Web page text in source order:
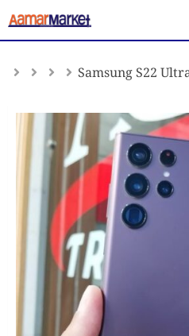
Skip
to
Samsung S22